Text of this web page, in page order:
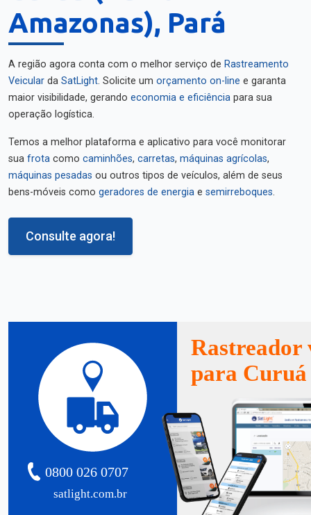
Amazonas), Pará
A região agora conta com o melhor serviço de Rastreamento
Veicular da SatLight. Solicite um orçamento on-line e garanta
maior visibilidade, gerando economia e eficiência para sua
operação logística.
Temos a melhor plataforma e aplicativo para você monitorar
sua frota como caminhões, carretas, máquinas agrícolas,
máquinas pesadas ou outros tipos de veículos, além de seus
bens-móveis como geradores de energia e semirreboques.
Consulte agora!
satlight.com.br
0800 026 0707
Rastreador
para Curuá